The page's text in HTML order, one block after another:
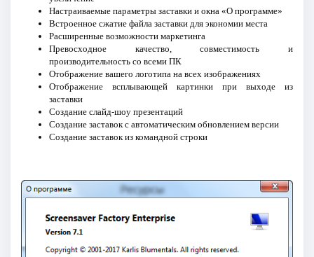
Настраиваемые параметры заставки и окна «О программе»
Встроенное сжатие файла заставки для экономии места
Расширенные возможности маркетинга
Превосходное качество, совместимость и
производительность со всеми ПК
Отображение вашего логотипа на всех изображениях
Отображение всплывающей картинки при выходе из
заставки
Создание слайд-шоу презентаций
Создание заставок с автоматическим обновлением версии
Создание заставок из командной строки